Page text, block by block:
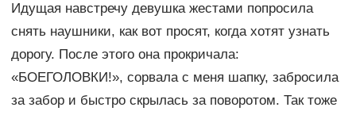
Идущая навстречу девушка жестами попросила
снять наушники, как вот просят, когда хотят узнать
дорогу. После этого она прокричала:
«БОЕГОЛОВКИ!», сорвала с меня шапку, забросила
за забор и быстро скрылась за поворотом. Так тоже